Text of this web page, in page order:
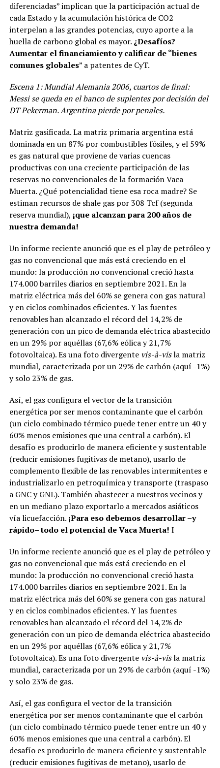
diferenciadas” implican que la participación actual de
cada Estado y la acumulación histórica de CO2
interpelan a las grandes potencias, cuyo aporte a la
huella de carbono global es mayor. ¿Desafíos?
Aumentar el financiamiento y calificar de “bienes
comunes globales” a patentes de CyT.
Escena 1: Mundial Alemania 2006, cuartos de final:
Messi se queda en el banco de suplentes por decisión del
DT Pekerman. Argentina pierde por penales.
Matriz gasificada. La matriz primaria argentina está
dominada en un 87% por combustibles fósiles, y el 59%
es gas natural que proviene de varias cuencas
productivas con una creciente participación de las
reservas no convencionales de la formación Vaca
Muerta. ¿Qué potencialidad tiene esa roca madre? Se
estiman recursos de shale gas por 308 Tcf (segunda
reserva mundial), ¡que alcanzan para 200 años de
nuestra demanda!
Un informe reciente anunció que es el play de petróleo y
gas no convencional que más está creciendo en el
mundo: la producción no convencional creció hasta
174.000 barriles diarios en septiembre 2021. En la
matriz eléctrica más del 60% se genera con gas natural
y en ciclos combinados eficientes. Y las fuentes
renovables han alcanzado el récord del 14,2% de
generación con un pico de demanda eléctrica abastecido
en un 29% por aquéllas (67,6% eólica y 21,7%
fotovoltaica). Es una foto divergente vis-à-visla matriz
mundial, caracterizada por un 29% de carbón (aquí -1%)
y solo 23% de gas.
Así, el gas configura el vector de la transición
energética por ser menos contaminante que el carbón
(un ciclo combinado térmico puede tener entre un 40 y
60% menos emisiones que una central a carbón). El
desafío es producirlo de manera eficiente y sustentable
(reducir emisiones fugitivas de metano), usarlo de
complemento flexible de las renovables intermitentes e
industrializarlo en petroquímica y transporte (traspaso
a GNC y GNL). También abastecer a nuestros vecinos y
en un mediano plazo exportarlo a mercados asiáticos
vía licuefacción. ¡Para eso debemos desarrollar –y
rápido– todo el potencial de Vaca Muerta! I
Un informe reciente anunció que es el play de petróleo y
gas no convencional que más está creciendo en el
mundo: la producción no convencional creció hasta
174.000 barriles diarios en septiembre 2021. En la
matriz eléctrica más del 60% se genera con gas natural
y en ciclos combinados eficientes. Y las fuentes
renovables han alcanzado el récord del 14,2% de
generación con un pico de demanda eléctrica abastecido
en un 29% por aquéllas (67,6% eólica y 21,7%
fotovoltaica). Es una foto divergente vis-à-visla matriz
mundial, caracterizada por un 29% de carbón (aquí -1%)
y solo 23% de gas.
Así, el gas configura el vector de la transición
energética por ser menos contaminante que el carbón
(un ciclo combinado térmico puede tener entre un 40 y
60% menos emisiones que una central a carbón). El
desafío es producirlo de manera eficiente y sustentable
(reducir emisiones fugitivas de metano), usarlo de